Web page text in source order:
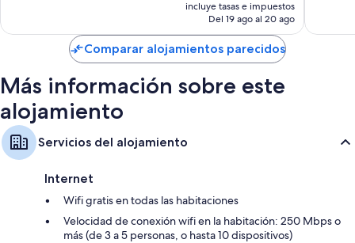
actual
de
78 €
incluye tasas e impuestos
Del 19 ago al 20 ago
Comparar alojamientos parecidos
Más información sobre este
alojamiento
Servicios del alojamiento
Internet
Wifi gratis en todas las habitaciones
Velocidad de conexión wifi en la habitación: 250 Mbps o
más (de 3 a 5 personas, o hasta 10 dispositivos)